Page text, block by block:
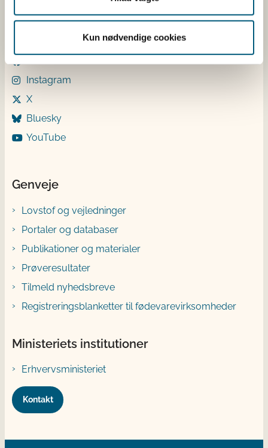
Kun nødvendige cookies
Følg os
Instagram
X
Bluesky
YouTube
Genveje
Lovstof og vejledninger
Portaler og databaser
Publikationer og materialer
Prøveresultater
Tilmeld nyhedsbreve
Registreringsblanketter til fødevarevirksomheder
Ministeriets institutioner
Erhvervsministeriet
Kontakt